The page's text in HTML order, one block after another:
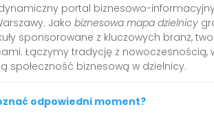
portal biznesowo-
Jako biznesowa mapa dzielnicy
sponsorowane z kluczowych branż,
Łączymy tradycję z nowoczesnością,
społeczność biznesową w dzielnicy.
odpowiedni moment?